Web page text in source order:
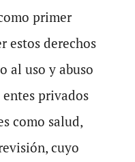
primer
estos derechos
al uso y abuso
privados
como salud,
cuyo